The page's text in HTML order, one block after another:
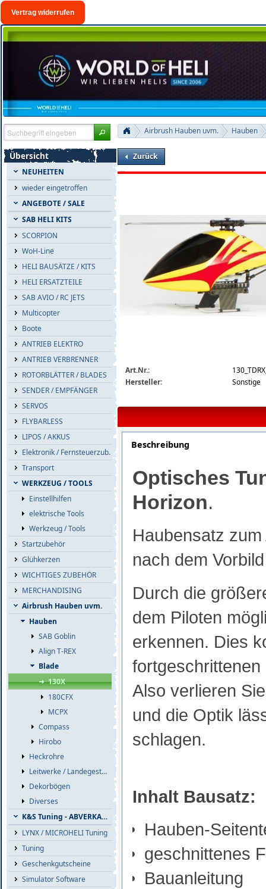
Vertrag widerrufen
Übersicht
NEUHEITEN
wieder eingetroffen
ANGEBOTE / SALE
SAB HELI KITS
SCORPION
WoH-Line
HELI BAUSÄTZE / KITS
HELI ERSATZTEILE
SAB AVIO / RC JETS
Multicopter
Boote
ANTRIEB ELEKTRO
ANTRIEB VERBRENNER
ROTORBLÄTTER / BLADES
SENDER / EMPFÄNGER
SERVOS
FLYBARLESS
LIPOS / AKKUS
Elektronik / Fernsteuerzub.
Transport
WERKZEUG / TOOLS
Einstellhilfen
elektrische Tools
Werkzeug / Tools
Startzubehör
Glühkerzen
WICHTIGES ZUBEHÖR
MERCHANDISING
Airbrush Hauben uvm.
Hauben
SAB Goblin
Align T-REX
Blade
130X
180CFX
MCPX
Compass
Hirobo
Heckrohre
Leitwerke / Landegestelle
Dekorbögen
Diverses
K&S Tuning - ABVERKAUF
LYNX / MICROHELI Tuning
Tuning
Geschenkgutscheine
Simulator Software
Airbrush Hauben uvm. Hauben
Zurück
Art.Nr.:
Hersteller:
Sonstige
Beschreibung
Optisches
Horizon.
Haubensatz
nach dem
Durch die
dem Piloten
erkennen. Dies
Also verlieren
und die Optik
schlagen.
Inhalt Bausatz:
Hauben-
geschnittenes
Bauanleitung